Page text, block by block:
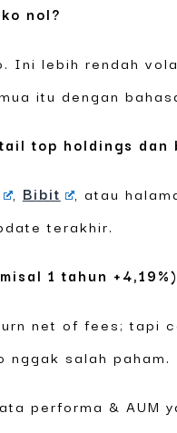
nol?
Ini lebih rendah
itu dengan
top holdings dan
, Bibit , atau
terakhir.
1 tahun
net of fees;
nggak salah paham.
performa & AUM